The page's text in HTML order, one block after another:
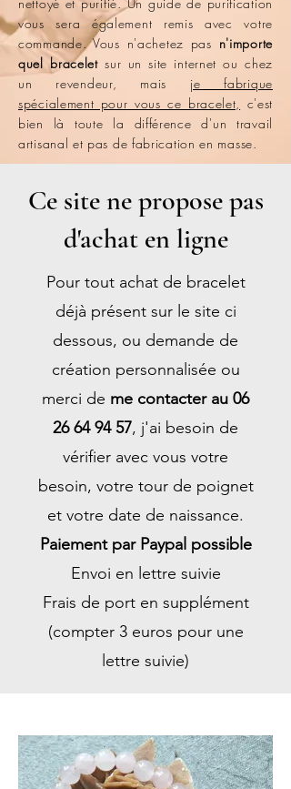
vous sera également remis avec votre
commande. Vous n'achetez pas n'importe
quel braceletsur un site internet ou chez
un revendeur, mais je fabrique
spécialement pour vous ce bracelet, c'est
bien là toute la différence d'un travail
artisanal et pas de fabrication en masse.
Ce site ne propose pas
d'achat en ligne
Pour tout achat de bracelet
déjà présent sur le site ci
dessous, ou demande de
création personnalisée ou
merci de me contacter au 06
26 64 94 57, j'ai besoin de
vérifier avec vous votre
besoin, votre tour de poignet
et votre date de naissance.
Paiement par Paypal possible
Envoi en lettre suivie
Frais de port en supplément
(compter 3 euros pour une
lettre suivie)